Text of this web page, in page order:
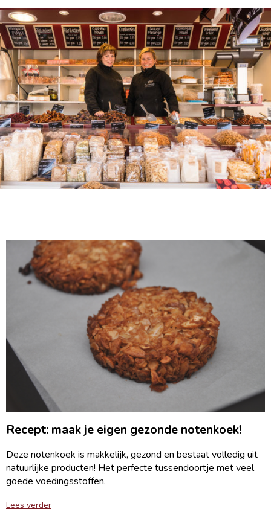
Recept: maak je eigen gezonde notenkoek!
Deze notenkoek is makkelijk, gezond en bestaat volledig uit
natuurlijke producten! Het perfecte tussendoortje met veel
goede voedingsstoffen.
Lees verder